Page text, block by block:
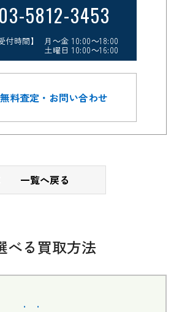
03-5812-3453
受付時間】 月～金 10:00～18:00
土曜日 10:00～16:00
無料査定・お問い合わせ
一覧へ戻る
べる買取方法